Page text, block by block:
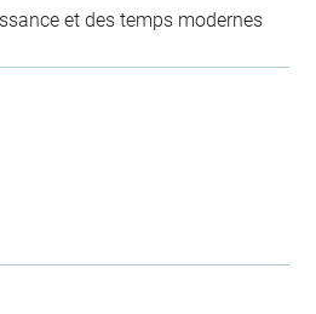
et des temps modernes